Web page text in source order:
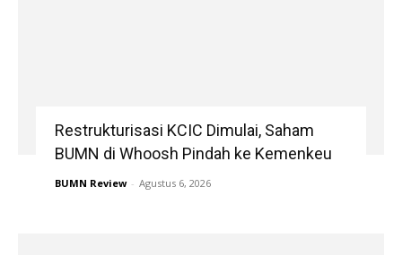
Restrukturisasi KCIC Dimulai, Saham
BUMN di Whoosh Pindah ke Kemenkeu
BUMN Review - Agustus 6, 2026